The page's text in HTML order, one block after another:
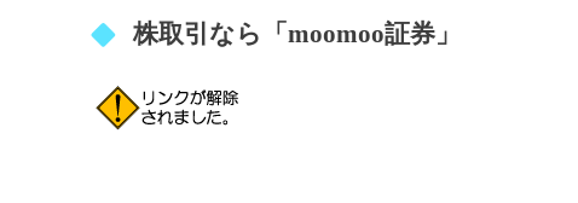
株取引なら「moomoo証券」